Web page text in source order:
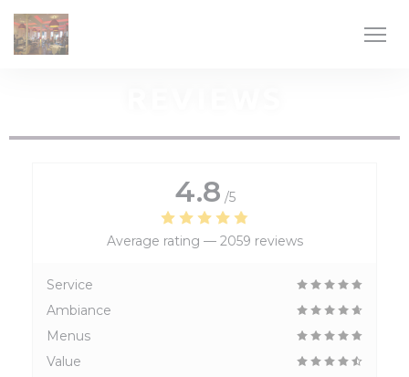
4.8 /5
Average rating — 2059 reviews
Service
Ambiance
Menus
Value